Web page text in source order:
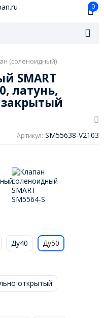
0
(соленоидный)
SMART
латунь,
закрытый
Артикул: SM55638-V2103
Ду40 Ду50
открытый